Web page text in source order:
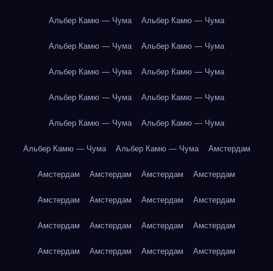
Альбер Камю — Чума Альбер Камю — Чума
Альбер Камю — Чума Альбер Камю — Чума
Альбер Камю — Чума Альбер Камю — Чума
Альбер Камю — Чума Альбер Камю — Чума
Альбер Камю — Чума Альбер Камю — Чума
Альбер Камю — Чума Альбер Камю — Чума Амстердам
Амстердам Амстердам Амстердам Амстердам
Амстердам Амстердам Амстердам Амстердам
Амстердам Амстердам Амстердам Амстердам
Амстердам Амстердам Амстердам Амстердам